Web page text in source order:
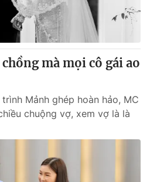
mà mọi cô gái ao
Mảnh ghép hoàn hảo, MC
chuộng vợ, xem vợ là là